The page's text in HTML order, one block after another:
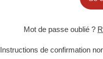
Mot de passe oublié ?
Instructions de confirmation